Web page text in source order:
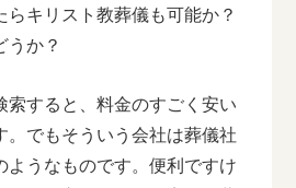
らキリスト教葬儀も可能か？
うか？
索すると、料金のすごく安い
。でもそういう会社は葬儀社
ようなものです。便利ですけ